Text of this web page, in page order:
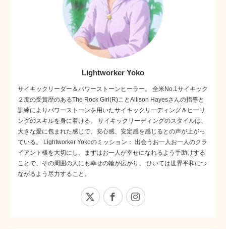
Lightworker Yoko
サイキックリーダー＆パワーストーンヒーラー。 全米No.1サイキック
２度の受賞歴のあるThe Rock Girl(R)ことAllison Hayesさんの指導と
訓練によりパワーストーンを用いたサイキックリーディング＆ヒーリ
ングのスキルを身に着ける。 サイキックリーディングのスタイルは、
大きな愛に包まれた感じで、安心感、安定感を感じるとの声が上がっ
ている。 Lightworker Yokoのミッション： 出会うお一人お一人のクラ
イアント様を大切にし、まずはお一人が幸せになれるよう手助けする
ことで、その周囲の人にも幸せの輪が広がり、 ひいては世界平和につ
ながるよう尽力すること。
Facebook